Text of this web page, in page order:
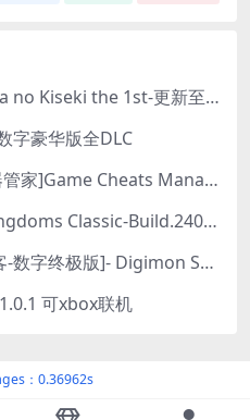
[空之轨迹 the 1st]-Sora no Kiseki the 1st-更新至v1.06.4-全DLC
字豪华版全DLC
[免费好用的游戏修改器管家]Game Cheats Manager
[三国志经典]-Three Kingdoms Classic-Build.24048091-v1.0.0+5
[数码宝贝物语 时空异客-数字终极版]- Digimon Story Time Stranger-Build.23514637
可xbox联机
：0.36962s